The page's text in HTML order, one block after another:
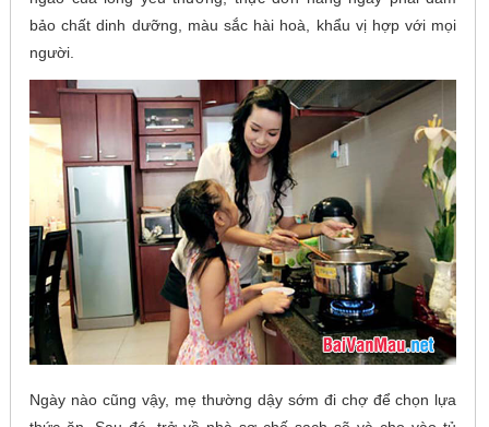
bảo chất dinh dưỡng, màu sắc hài hoà, khẩu vị hợp với mọi
người.
Ngày nào cũng vậy, mẹ thường dậy sớm đi chợ để chọn lựa